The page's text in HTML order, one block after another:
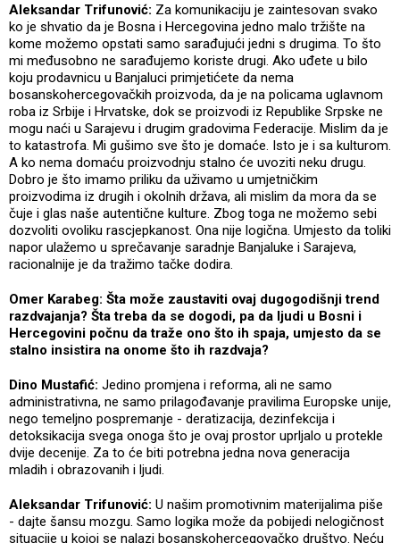
Aleksandar Trifunović: Za komunikaciju je zaintesovan svako
ko je shvatio da je Bosna i Hercegovina jedno malo tržište na
kome možemo opstati samo sarađujući jedni s drugima. To što
mi međusobno ne sarađujemo koriste drugi. Ako uđete u bilo
koju prodavnicu u Banjaluci primjetićete da nema
bosanskohercegovačkih proizvoda, da je na policama uglavnom
roba iz Srbije i Hrvatske, dok se proizvodi iz Republike Srpske ne
mogu naći u Sarajevu i drugim gradovima Federacije. Mislim da je
to katastrofa. Mi gušimo sve što je domaće. Isto je i sa kulturom.
A ko nema domaću proizvodnju stalno će uvoziti neku drugu.
Dobro je što imamo priliku da uživamo u umjetničkim
proizvodima iz drugih i okolnih država, ali mislim da mora da se
čuje i glas naše autentične kulture. Zbog toga ne možemo sebi
dozvoliti ovoliku rascjepkanost. Ona nije logična. Umjesto da toliki
napor ulažemo u sprečavanje saradnje Banjaluke i Sarajeva,
racionalnije je da tražimo tačke dodira.
Omer Karabeg: Šta može zaustaviti ovaj dugogodišnji trend
razdvajanja? Šta treba da se dogodi, pa da ljudi u Bosni i
Hercegovini počnu da traže ono što ih spaja, umjesto da se
stalno insistira na onome što ih razdvaja?
Dino Mustafić: Jedino promjena i reforma, ali ne samo
administrativna, ne samo prilagođavanje pravilima Europske unije,
nego temeljno pospremanje - deratizacija, dezinfekcija i
detoksikacija svega onoga što je ovaj prostor uprljalo u protekle
dvije decenije. Za to će biti potrebna jedna nova generacija
mladih i obrazovanih i ljudi.
Aleksandar Trifunović: U našim promotivnim materijalima piše
- dajte šansu mozgu. Samo logika može da pobijedi nelogičnost
situacije u kojoj se nalazi bosanskohercegovačko društvo. Neću